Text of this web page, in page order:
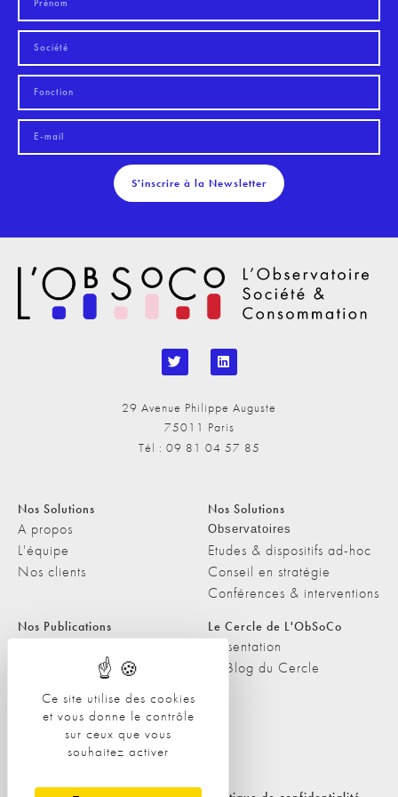
Ce site utilise des cookies
et vous donne le contrôle
sur ceux que vous
souhaitez activer
S'inscrire à la Newsletter
29 Avenue Philippe Auguste
75011 Paris
Tél : 09 81 04 57 85
Nos Solutions
A propos
L'équipe
Nos clients
Nos Solutions
Observatoires
Etudes & dispositifs ad-hoc
Conseil en stratégie
Conférences & interventions
Nos Publications
Les Podcasts de L'ObSoCo
L'ObSoCo dans les médias
Le Cercle de L'ObSoCo
Présentation
Le Blog du Cercle
Contacts
Nous contacter